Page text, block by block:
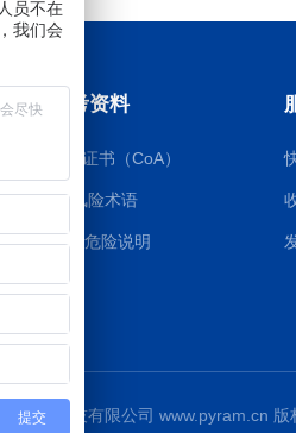
参考资料
质检证书（CoA）
RS风险术语
GHS危险说明
湖生物科技有限公司 www.pyram.cn 版
员不在
我们会
提交